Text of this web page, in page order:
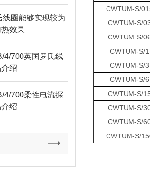
线圈能够实现较为
效果
4/700英国罗氏线
绍
4/700柔性电流探
绍
CWTUM-S/
CWTUM-S/
CWTUM-S/
CWTUM-S/1
CWTUM-S/3
CWTUM-S/6
CWTUM-S/
CWTUM-S/
CWTUM-S/
CWTUM-S/